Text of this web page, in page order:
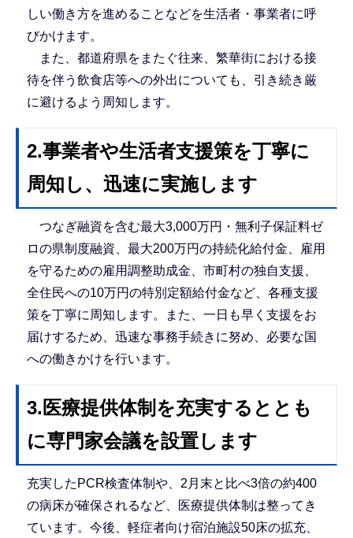
しい働き方を進めることなどを生活者・事業者に呼
びかけます。
また、都道府県をまたぐ往来、繁華街における接
待を伴う飲食店等への外出についても、引き続き厳
に避けるよう周知します。
2.事業者や生活者支援策を丁寧に
周知し、迅速に実施します
つなぎ融資を含む最大3,000万円・無利子保証料ゼ
ロの県制度融資、最大200万円の持続化給付金、雇用
を守るための雇用調整助成金、市町村の独自支援、
全住民への10万円の特別定額給付金など、各種支援
策を丁寧に周知します。また、一日も早く支援をお
届けするため、迅速な事務手続きに努め、必要な国
への働きかけを行います。
3.医療提供体制を充実するととも
に専門家会議を設置します
充実したPCR検査体制や、2月末と比べ3倍の約400
の病床が確保されるなど、医療提供体制は整ってき
ています。今後、軽症者向け宿泊施設50床の拡充、